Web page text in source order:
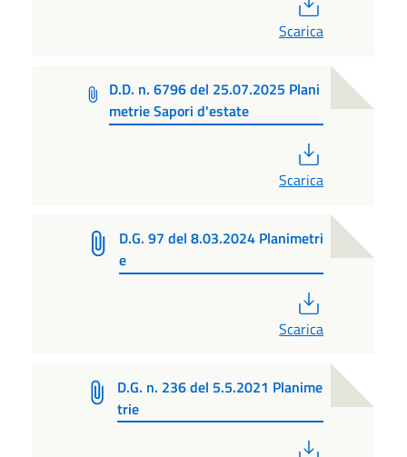
Scarica
D.D. n. 6796 del 25.07.2025 Plani
metrie Sapori d'estate
Scarica
D.G. 97 del 8.03.2024 Planimetri
e
Scarica
D.G. n. 236 del 5.5.2021 Planime
trie